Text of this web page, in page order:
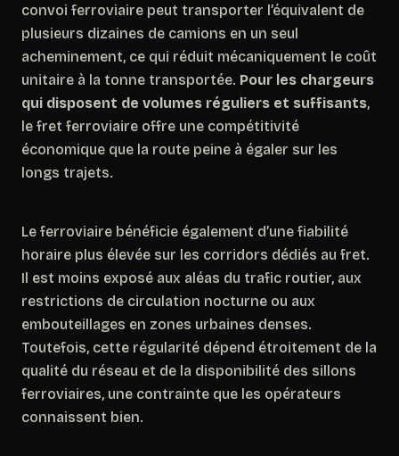
convoi ferroviaire peut transporter l’équivalent de
plusieurs dizaines de camions en un seul
acheminement, ce qui réduit mécaniquement le coût
unitaire à la tonne transportée. Pour les chargeurs
qui disposent de volumes réguliers et suffisants,
le fret ferroviaire offre une compétitivité
économique que la route peine à égaler sur les
longs trajets.
Le ferroviaire bénéficie également d’une fiabilité
horaire plus élevée sur les corridors dédiés au fret.
Il est moins exposé aux aléas du trafic routier, aux
restrictions de circulation nocturne ou aux
embouteillages en zones urbaines denses.
Toutefois, cette régularité dépend étroitement de la
qualité du réseau et de la disponibilité des sillons
ferroviaires, une contrainte que les opérateurs
connaissent bien.